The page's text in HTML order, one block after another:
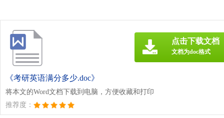
《考研英语满分多少.doc》
将本文的Word文档下载到电脑，方便收藏和打印
推荐度：
点击下载文档
文档为doc格式